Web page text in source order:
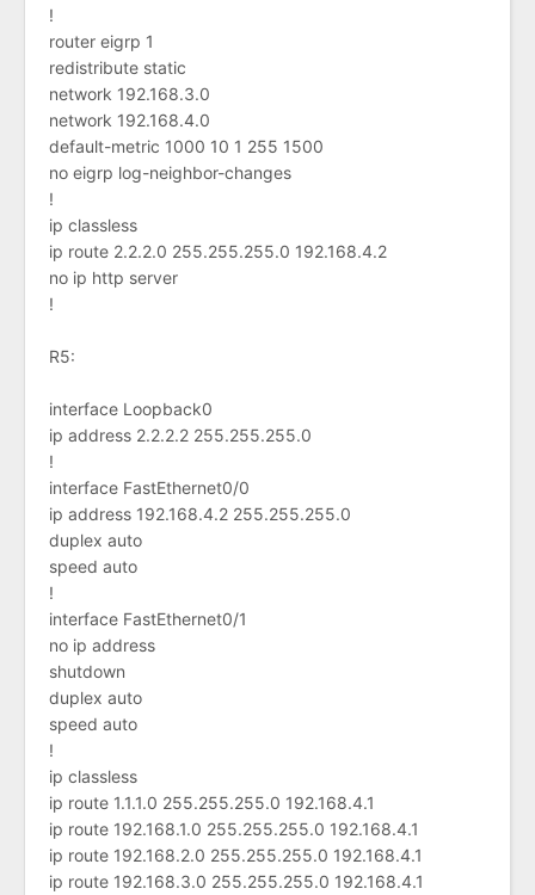
!
router eigrp 1
redistribute static
network 192.168.3.0
network 192.168.4.0
default-metric 1000 10 1 255 1500
no eigrp log-neighbor-changes
!
ip classless
ip route 2.2.2.0 255.255.255.0 192.168.4.2
no ip http server
!
R5:
interface Loopback0
ip address 2.2.2.2 255.255.255.0
!
interface FastEthernet0/0
ip address 192.168.4.2 255.255.255.0
duplex auto
speed auto
!
interface FastEthernet0/1
no ip address
shutdown
duplex auto
speed auto
!
ip classless
ip route 1.1.1.0 255.255.255.0 192.168.4.1
ip route 192.168.1.0 255.255.255.0 192.168.4.1
ip route 192.168.2.0 255.255.255.0 192.168.4.1
ip route 192.168.3.0 255.255.255.0 192.168.4.1